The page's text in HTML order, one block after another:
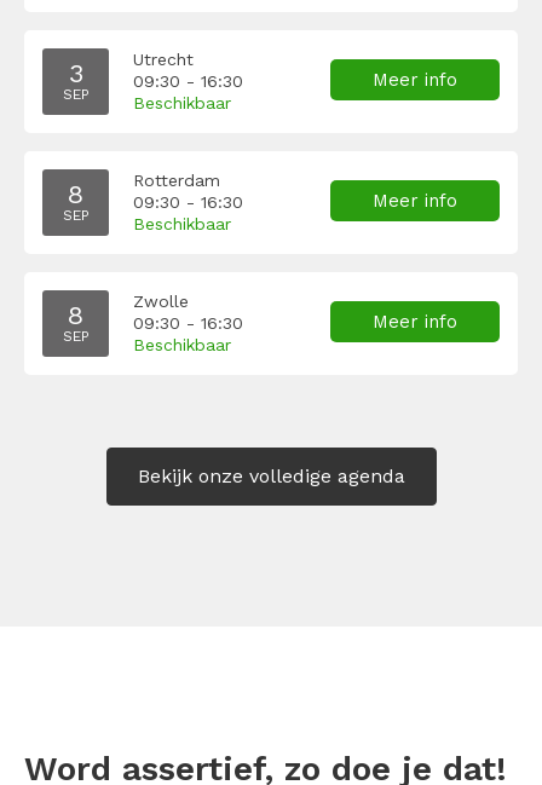
3
SEP
Utrecht
09:30 - 16:30
Beschikbaar
Meer info
8
SEP
Rotterdam
09:30 - 16:30
Beschikbaar
Meer info
8
SEP
Zwolle
09:30 - 16:30
Beschikbaar
Meer info
Bekijk onze volledige agenda
Word assertief, zo doe je dat!